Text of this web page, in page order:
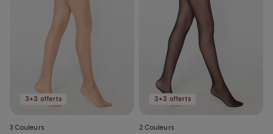
3+3 offerts
3 Couleurs
3+3 offerts
2 Couleurs